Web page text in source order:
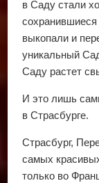
в Саду стали
сохранившиеся
выкопали и
уникальный
Саду растет
И это лишь
в Страсбурге.
Страсбург,
самых
только во